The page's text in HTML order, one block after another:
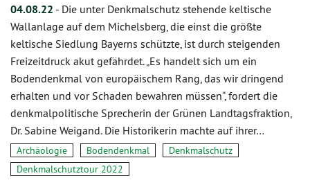
04.08.22 - Die unter Denkmalschutz stehende keltische
Wallanlage auf dem Michelsberg, die einst die größte
keltische Siedlung Bayerns schützte, ist durch steigenden
Freizeitdruck akut gefährdet. „Es handelt sich um ein
Bodendenkmal von europäischem Rang, das wir dringend
erhalten und vor Schaden bewahren müssen“, fordert die
denkmalpolitische Sprecherin der Grünen Landtagsfraktion,
Dr. Sabine Weigand. Die Historikerin machte auf ihrer…
Archäologie Bodendenkmal
Denkmalschutz
Denkmalschutztour 2022